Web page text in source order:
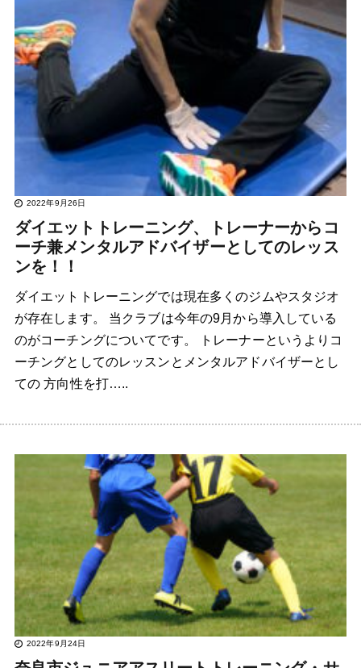
2022年9月26日
ダイエットトレーニング、トレーナーからコ
ーチ兼メンタルアドバイザーとしてのレッス
ンを！！
ダイエットトレーニングでは現在多くのジムやスタジオ
が存在します。 当クラブは今年の9月から導入している
のがコーチングについてです。 トレーナーというよりコ
ーチングとしてのレッスンとメンタルアドバイザーとし
ての 方向性を打…..
2022年9月24日